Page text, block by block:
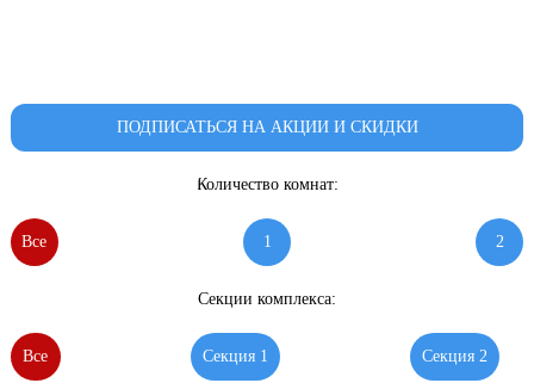
ПОДПИСАТЬСЯ НА АКЦИИ И СКИДКИ
Количество комнат:
Все 1 2
Секции комплекса:
Все Секция 1 Секция 2